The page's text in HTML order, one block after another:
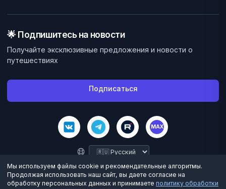
🌟 Подпишитесь на новости
Получайте эксклюзивные предложения и новости о
путешествиях
Подписаться
MAX
©2026Велес Вояж. Все права защищены.
Мы используем файлы cookie и рекомендательные алгоритмы.
Продолжая использовать наш сайт, вы даете согласие на
обработку персональных данных и принимаете политику обработки